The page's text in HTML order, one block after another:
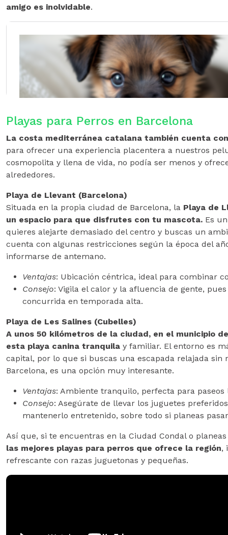
amigo es inolvidable.
Playas para Perros en Barcelona
La costa mediterránea catalana también cuenta
para ofrecer una experiencia placentera a nuestros
cosmopolita y llena de vida, no podía ser menos y
alrededores.
Playa de Llevant (Barcelona)
Situada en la propia ciudad de Barcelona, la Playa de
un espacio para que disfrutes con tu mascota. Es
quieres alejarte demasiado del centro y buscas un
cuenta con algunas restricciones según la época del
informarse de antemano.
Ventajas: Ubicación céntrica, ideal para combinar
Consejo: Vigila el calor y la afluencia de gente,
concurrida en temporada alta.
Playa de Les Salines (Cubelles)
A unos 50 kilómetros de la ciudad, en el municipio
esta playa canina tranquila y familiar. El entorno es
capital, por lo que si buscas una escapada relajada sin
Barcelona, es una opción muy interesante.
Ventajas: Ambiente tranquilo, perfecta para paseos
Consejo: Asegúrate de llevar los juguetes
mantenerlo entretenido, sobre todo si planeas
Así que, si te encuentras en la Ciudad Condal o
las mejores playas para perros que ofrece la región,
refrescante con razas juguetonas y pequeñas.